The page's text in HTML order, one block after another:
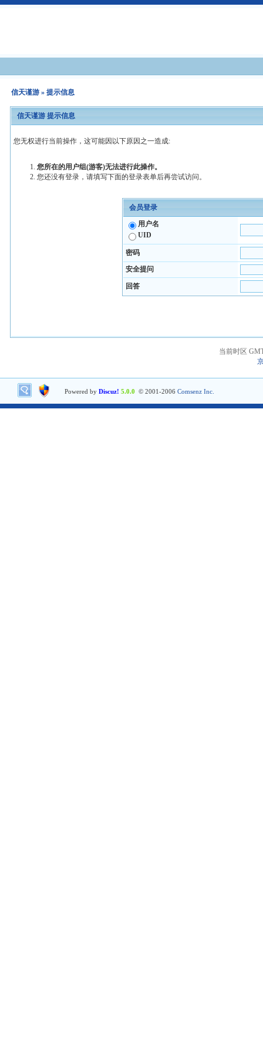
信天谨游 » 提示信息
信天谨游 提示信息
您无权进行当前操作，这可能因以下原因之一造成:
您所在的用户组(游客)无法进行此操作。
您还没有登录，请填写下面的登录表单后再尝试访问。
会员登录
用户名
UID
密码
安全提问
回答
当前时区
Powered by Discuz! 5.0.0 © 2001-2006 Comsenz Inc.